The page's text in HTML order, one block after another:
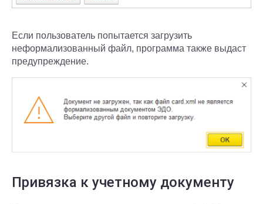
Если пользователь попытается загрузить
неформализованный файл, программа также выдаст
предупреждение.
Привязка к учетному документу